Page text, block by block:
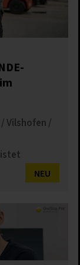
NEU
Vilshofen /